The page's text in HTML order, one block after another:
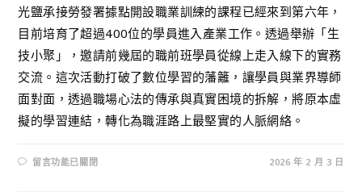
光鹽承接勞發署據點開設職業訓練的課程已經來到第六年，
目前培育了超過400位的學員進入產業工作。透過舉辦「生
技小聚」，邀請前幾屆的職前班學員從線上走入線下的實務
交流。這次活動打破了數位學習的藩籬，讓學員與業界導師
面對面，透過職場心法的傳承與真實困境的拆解，將原本虛
擬的學習連結，轉化為職涯路上最堅實的人脈網絡。
留言功能已關閉 2026 年 2 月 3 日